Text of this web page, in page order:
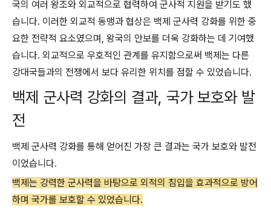
국의 여러 왕조와 외교적으로 협력하여 군사적 지원을 받기도 했
습니다. 이러한 외교적 동맹과 협상은 백제 군사력 강화를 위한 중
요한 전략적 요소였으며, 왕국의 안보를 더욱 강화하는 데 기여했
습니다. 외교적으로 우호적인 관계를 유지함으로써 백제는 다른
강대국들과의 전쟁에서 보다 유리한 위치를 점할 수 있었습니다.
백제 군사력 강화의 결과, 국가 보호와 발
전
백제 군사력 강화를 통해 얻어진 가장 큰 결과는 국가 보호와 발전
이었습니다.
백제는 강력한 군사력을 바탕으로 외적의 침입을 효과적으로 방어
하며 국가를 보호할 수 있었습니다.